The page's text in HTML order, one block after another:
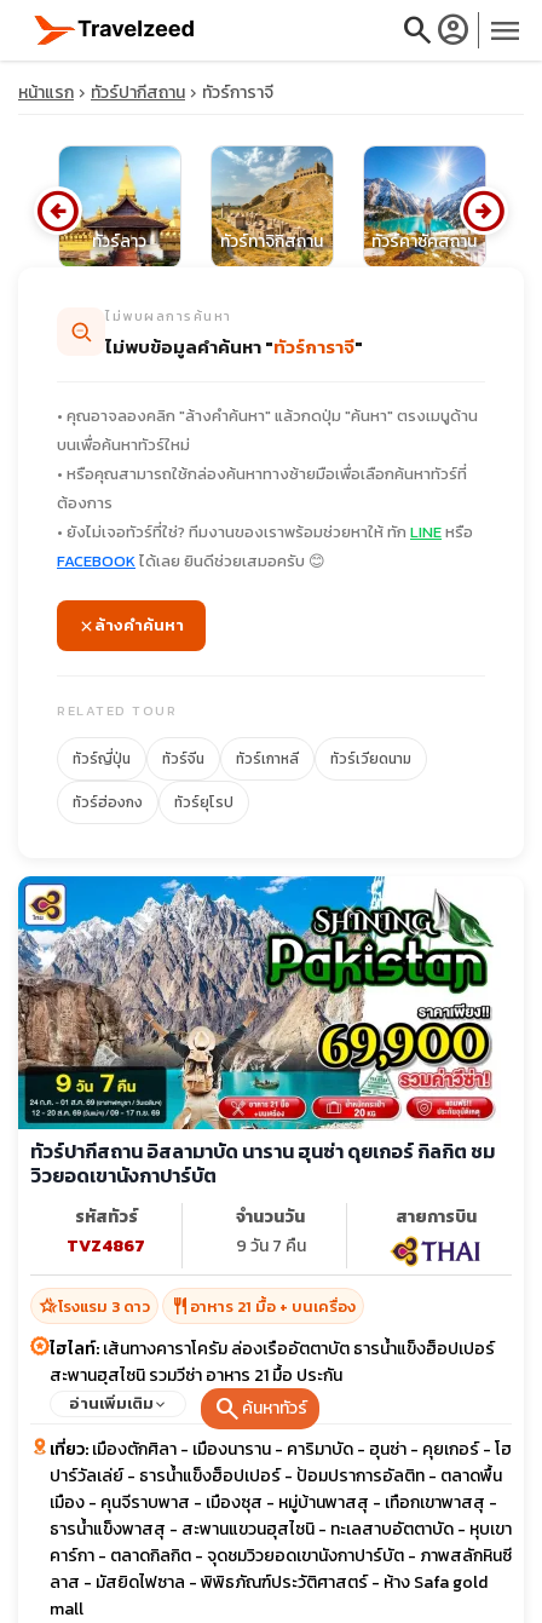
searchaccount_circle menu
close
search
หน้าแรก ทัวร์ปากีสถาน ทัวร์การาจี
ทัวร์ลาว ทัวร์ทาจิกิสถาน ทัวร์คาซัคสถาน
arrow_circle_left arrow_circle_right
searchค้นหาทัวร์
ไม่พบผลการค้นหา
ไม่พบข้อมูลคำค้นหา "ทัวร์การาจี"
• คุณอาจลองคลิก "ล้างคำค้นหา" แล้วกดปุ่ม "ค้นหา" ตรงเมนูด้าน
บนเพื่อค้นหาทัวร์ใหม่
• หรือคุณสามารถใช้กล่องค้นหาทางซ้ายมือเพื่อเลือกค้นหาทัวร์ที่
ต้องการ
• ยังไม่เจอทัวร์ที่ใช่? ทีมงานของเราพร้อมช่วยหาให้ ทัก LINEหรือ
FACEBOOKได้เลย ยินดีช่วยเสมอครับ 😊
ล้างคำค้นหา
RELATED TOUR
ทัวร์ญี่ปุ่น ทัวร์จีน ทัวร์เกาหลี
ทัวร์เวียดนาม
ทัวร์ฮ่องกง
ทัวร์ยุโรป
ทัวร์ปากีสถาน อิสลามาบัด นาราน ฮุนซ่า ดุยเกอร์ กิลกิต ชม
วิวยอดเขานังกาปาร์บัต
รหัสทัวร์
TVZ4867
จำนวนวัน
9 วัน 7 คืน
สายการบิน
hotel_classโรงแรม 3 ดาว restaurant อาหาร 21 มื้อ + บนเครื่อง
ไฮไลท์:เส้นทางคาราโครัม ล่องเรืออัตตาบัต ธารน้ำแข็งฮ็อปเปอร์
สะพานฮุสไซนิ รวมวีซ่า อาหาร 21 มื้อ ประกัน
อ่านเพิ่มเติม
เที่ยว:เมืองตักศิลา - เมืองนาราน - คาริมาบัด - ฮุนซ่า - คุยเกอร์ - โฮ
ปาร์วัลเล่ย์ - ธารน้ำแข็งฮ็อปเปอร์ - ป้อมปราการอัลติท - ตลาดพื้น
เมือง - คุนจีราบพาส - เมืองซุส - หมู่บ้านพาสสุ - เทือกเขาพาสสุ -
ธารน้ำแข็งพาสสุ - สะพานแขวนฮุสไซนิ - ทะเลสาบอัตตาบัด - หุบเขา
คาร์กา - ตลาดกิลกิต - จุดชมวิวยอดเขานังกาปาร์บัต - ภาพสลักหินซี
ลาส - มัสยิดไฟซาล - พิพิธภัณฑ์ประวัติศาสตร์ - ห้าง Safa gold
mall